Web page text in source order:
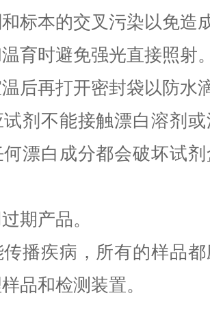
标本的交叉污染以免造
育时避免强光直接照射
后再打开密封袋以防水
剂不能接触漂白溶剂
漂白成分都会破坏试
期产品。
播疾病，所有的样品
品和检测装置。